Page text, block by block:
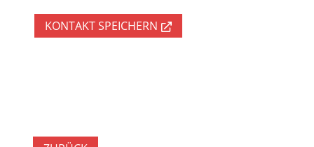
KONTAKT SPEICHERN